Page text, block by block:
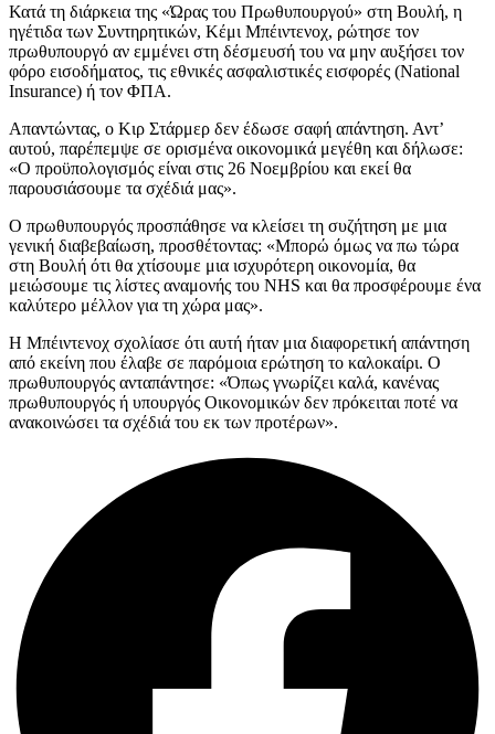
Κατά τη διάρκεια της «Ώρας του Πρωθυπουργού» στη Βουλή, η
ηγέτιδα των Συντηρητικών, Κέμι Μπέιντενοχ, ρώτησε τον
πρωθυπουργό αν εμμένει στη δέσμευσή του να μην αυξήσει τον
φόρο εισοδήματος, τις εθνικές ασφαλιστικές εισφορές (National
Insurance) ή τον ΦΠΑ.
Απαντώντας, ο Κιρ Στάρμερ δεν έδωσε σαφή απάντηση. Αντ’
αυτού, παρέπεμψε σε ορισμένα οικονομικά μεγέθη και δήλωσε:
«Ο προϋπολογισμός είναι στις 26 Νοεμβρίου και εκεί θα
παρουσιάσουμε τα σχέδιά μας».
Ο πρωθυπουργός προσπάθησε να κλείσει τη συζήτηση με μια
γενική διαβεβαίωση, προσθέτοντας: «Μπορώ όμως να πω τώρα
στη Βουλή ότι θα χτίσουμε μια ισχυρότερη οικονομία, θα
μειώσουμε τις λίστες αναμονής του NHS και θα προσφέρουμε ένα
καλύτερο μέλλον για τη χώρα μας».
Η Μπέιντενοχ σχολίασε ότι αυτή ήταν μια διαφορετική απάντηση
από εκείνη που έλαβε σε παρόμοια ερώτηση το καλοκαίρι. Ο
πρωθυπουργός ανταπάντησε: «Όπως γνωρίζει καλά, κανένας
πρωθυπουργός ή υπουργός Οικονομικών δεν πρόκειται ποτέ να
ανακοινώσει τα σχέδιά του εκ των προτέρων».